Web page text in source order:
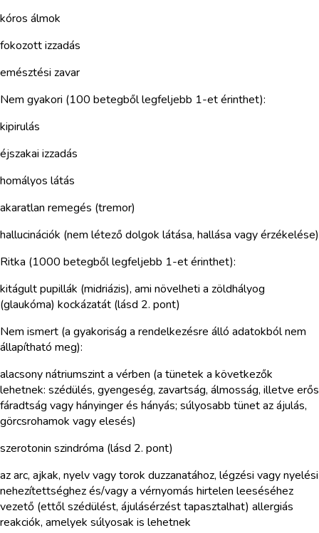
kóros álmok
fokozott izzadás
emésztési zavar
Nem gyakori (100 betegből legfeljebb 1-et érinthet):
kipirulás
éjszakai izzadás
homályos látás
akaratlan remegés (tremor)
hallucinációk (nem létező dolgok látása, hallása vagy érzékelése)
Ritka (1000 betegből legfeljebb 1-et érinthet):
kitágult pupillák (midriázis), ami növelheti a zöldhályog
(glaukóma) kockázatát (lásd 2. pont)
Nem ismert (a gyakoriság a rendelkezésre álló adatokból nem
állapítható meg):
alacsony nátriumszint a vérben (a tünetek a következők
lehetnek: szédülés, gyengeség, zavartság, álmosság, illetve erős
fáradtság vagy hányinger és hányás; súlyosabb tünet az ájulás,
görcsrohamok vagy elesés)
szerotonin szindróma (lásd 2. pont)
az arc, ajkak, nyelv vagy torok duzzanatához, légzési vagy nyelési
nehezítettséghez és/vagy a vérnyomás hirtelen leeséséhez
vezető (ettől szédülést, ájulásérzést tapasztalhat) allergiás
reakciók, amelyek súlyosak is lehetnek